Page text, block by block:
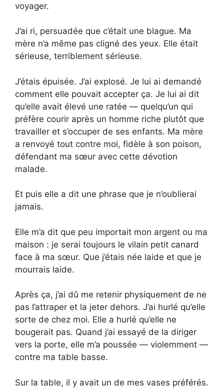
voyager.
J’ai ri, persuadée que c’était une blague. Ma
mère n’a même pas cligné des yeux. Elle était
sérieuse, terriblement sérieuse.
J’étais épuisée. J’ai explosé. Je lui ai demandé
comment elle pouvait accepter ça. Je lui ai dit
qu’elle avait élevé une ratée — quelqu’un qui
préfère courir après un homme riche plutôt que
travailler et s’occuper de ses enfants. Ma mère
a renvoyé tout contre moi, fidèle à son poison,
défendant ma sœur avec cette dévotion
malade.
Et puis elle a dit une phrase que je n’oublierai
jamais.
Elle m’a dit que peu importait mon argent ou ma
maison : je serai toujours le vilain petit canard
face à ma sœur. Que j’étais née laide et que je
mourrais laide.
Après ça, j’ai dû me retenir physiquement de ne
pas l’attraper et la jeter dehors. J’ai hurlé qu’elle
sorte de chez moi. Elle a hurlé qu’elle ne
bougerait pas. Quand j’ai essayé de la diriger
vers la porte, elle m’a poussée — violemment —
contre ma table basse.
Sur la table, il y avait un de mes vases préférés.